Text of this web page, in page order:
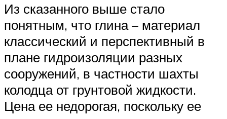
Из сказанного выше стало
понятным, что глина – материал
классический и перспективный в
плане гидроизоляции разных
сооружений, в частности шахты
колодца от грунтовой жидкости.
Цена ее недорогая, поскольку ее